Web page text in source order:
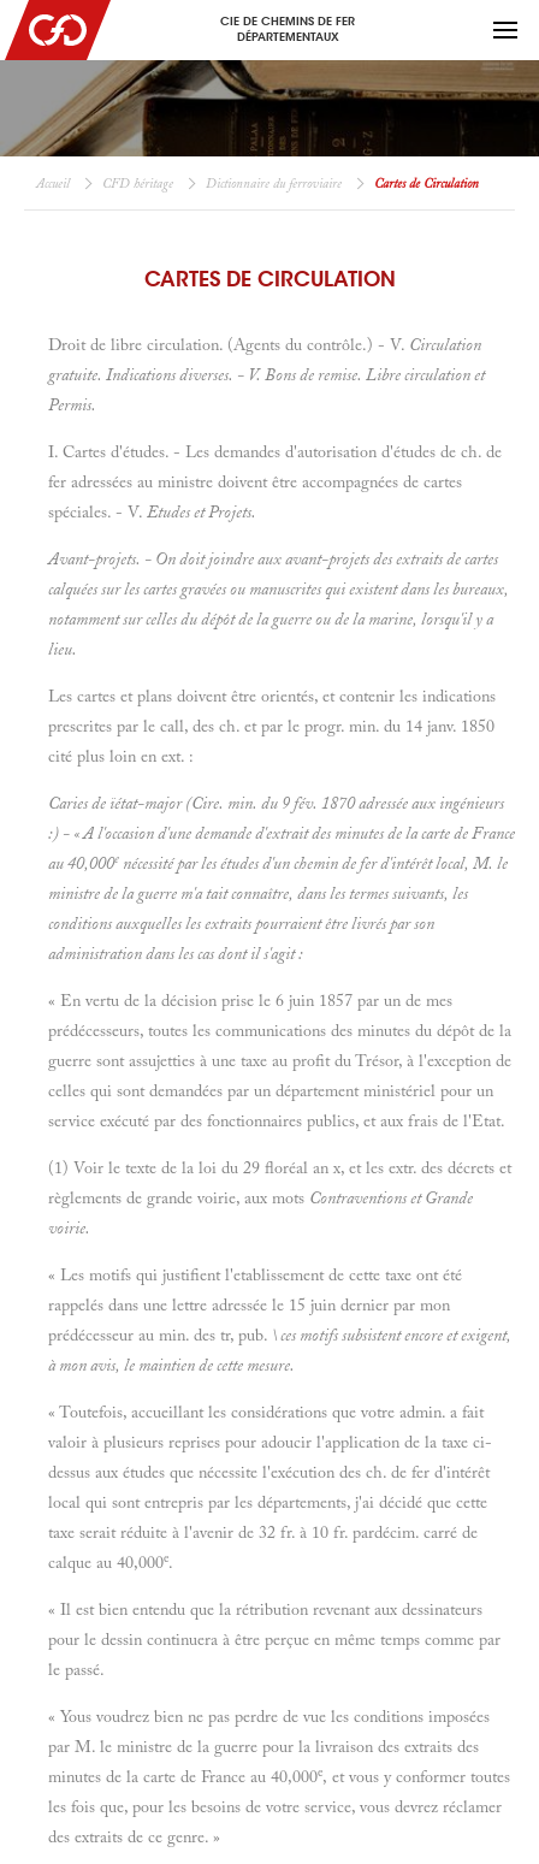
CIE DE CHEMINS DE FER
DÉPARTEMENTAUX
Accueil CFD héritage Dictionnaire du ferroviaire Cartes de Circulation
CARTES DE CIRCULATION
Droit de libre circulation. (Agents du contrôle.) - V. Circulation
gratuite. Indications diverses. - V.Bons de remise. Libre circulation et
Permis.
I. Cartes d'études. - Les demandes d'autorisation d'études de ch. de
fer adressées au ministre doivent être accompagnées de cartes
spéciales. - V. Etudes etProjets.
Avant-projets. - On doit joindre aux avant-projets des extraits de cartes
calquées sur les cartes gravées ou manuscrites qui existent dans les bureaux,
notamment sur celles du dépôt de la guerre ou de la marine, lorsqu'il y a
lieu.
Les cartes et plans doivent être orientés, et contenir les indications
prescrites par le call, des ch. et par le progr. min. du 14 janv. 1850
cité plus loin en ext. :
Caries de ïétat-major (Cire. min. du 9 fév. 1870 adressée aux ingénieurs
:) - « A l'occasion d'une demande d'extrait des minutes de la carte de France
au 40,000e nécessité par les études d'un chemin de fer d'intérêt local, M. le
ministre de la guerre m'a tait connaître, dans les termes suivants, les
conditions auxquelles les extraits pourraient être livrés par son
administration dans les cas dont il s'agit :
« En vertu de la décision prise le 6 juin 1857 par un de mes
prédécesseurs, toutes les communications des minutes du dépôt de la
guerre sont assujetties à une taxe au profit du Trésor, à l'exception de
celles qui sont demandées par un département ministériel pour un
service exécuté par des fonctionnaires publics, et aux frais de l'Etat.
(1) Voir le texte de la loi du 29 floréal an x, et les extr. des décrets et
règlements de grande voirie, aux mots Contraventions etGrande
voirie.
« Les motifs qui justifient l'etablissement de cette taxe ont été
rappelés dans une lettre adressée le 15 juin dernier par mon
prédécesseur au min. des tr, pub. \ ces motifs subsistent encore et exigent,
à mon avis, le maintien de cette mesure.
« Toutefois, accueillant les considérations que votre admin. a fait
valoir à plusieurs reprises pour adoucir l'application de la taxe ci-
dessus aux études que nécessite l'exécution des ch. de fer d'intérêt
local qui sont entrepris par les départements, j'ai décidé que cette
taxe serait réduite à l'avenir de 32 fr. à 10 fr. pardécim. carré de
calque au 40,000e.
« Il est bien entendu que la rétribution revenant aux dessinateurs
pour le dessin continuera à être perçue en même temps comme par
le passé.
« Yous voudrez bien ne pas perdre de vue les conditions imposées
par M. le ministre de la guerre pour la livraison des extraits des
minutes de la carte de France au 40,000e, et vous y conformer toutes
les fois que, pour les besoins de votre service, vous devrez réclamer
des extraits de ce genre. »